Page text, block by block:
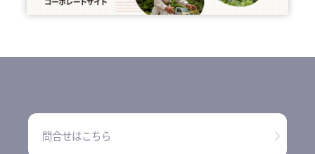
問合せはこちら